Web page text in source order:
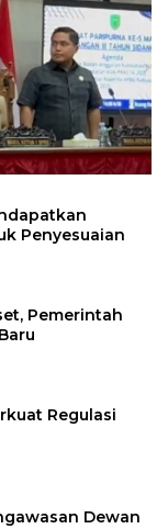
Penyesuaian
Pemerintah
Regulasi
Dewan